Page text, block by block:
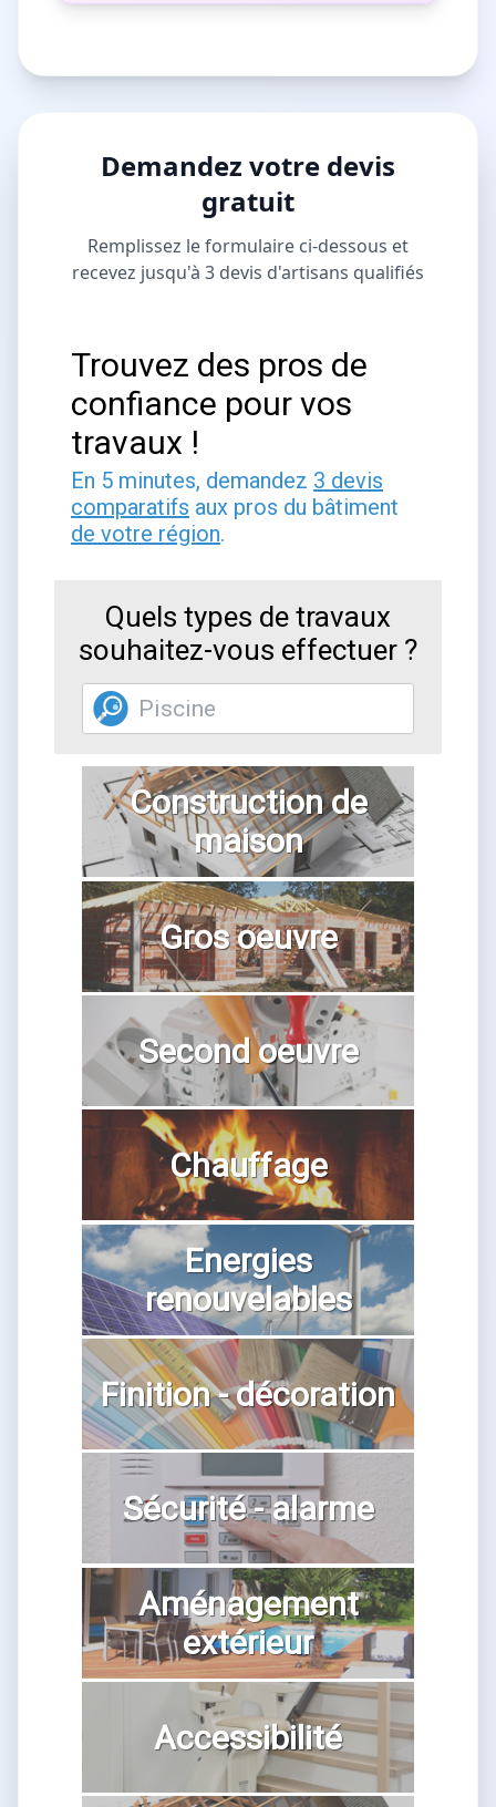
Demandez votre devis
gratuit
Remplissez le formulaire ci-dessous et
recevez jusqu'à 3 devis d'artisans qualifiés
Trouvez des pros de
confiance pour vos
travaux !
En 5 minutes, demandez 3 devis
comparatifs aux pros du bâtiment
de votre région.
Quels types de travaux
souhaitez-vous effectuer ?
Construction de
maison
Gros oeuvre
Second oeuvre
Chauffage
Energies
renouvelables
Finition - décoration
Sécurité - alarme
Aménagement
extérieur
Accessibilité